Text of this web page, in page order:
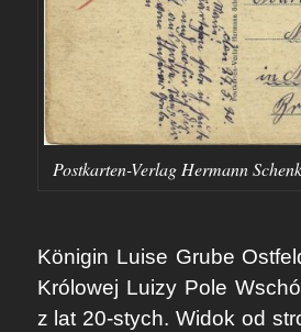
Postkarten-Verlag Hermann
Königin Luise Grube
Królowej Luizy Pole
z lat 20-stych. Widok od